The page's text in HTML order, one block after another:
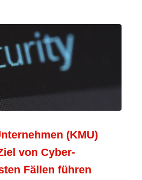
(KMU)
von Cyber-
Fällen führen